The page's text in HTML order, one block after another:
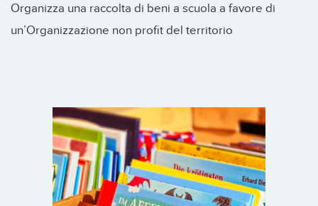
Organizza una raccolta di beni a scuola a favore di
un’Organizzazione non profit del territorio